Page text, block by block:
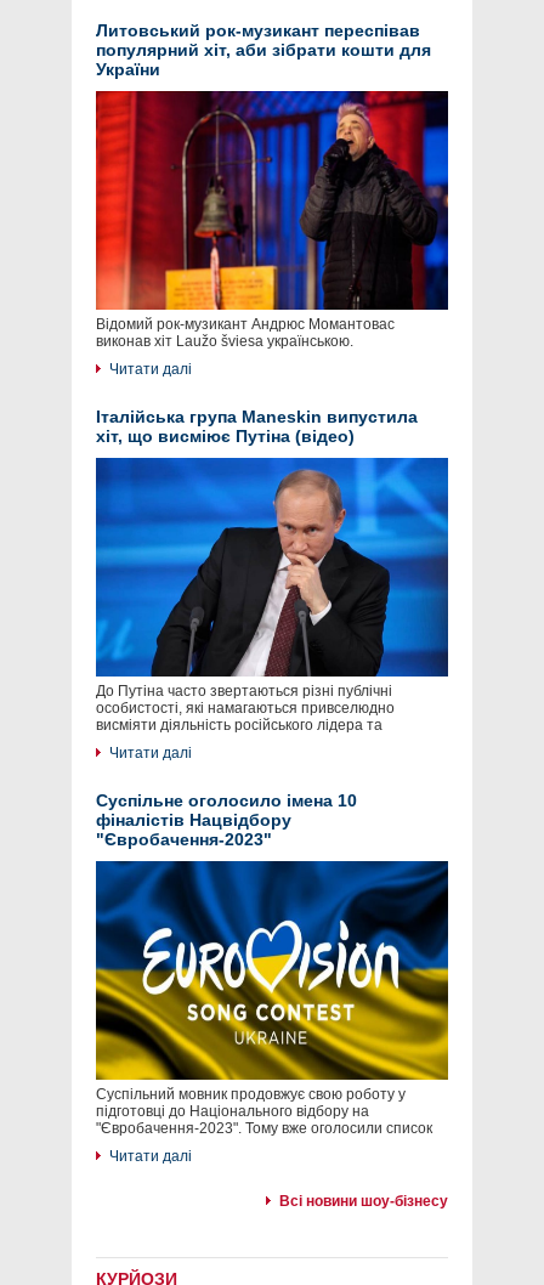
Литовський рок-музикант переспівав
популярний хіт, аби зібрати кошти для
України
Відомий рок-музикант Андрюс Момантовас
виконав хіт Laužo šviesa українською.
Читати далі
Італійська група Maneskin випустила
хіт, що висміює Путіна (відео)
До Путіна часто звертаються різні публічні
особистості, які намагаються привселюдно
висміяти діяльність російського лідера та
Читати далі
Суспільне оголосило імена 10
фіналістів Нацвідбору
"Євробачення-2023"
Суспільний мовник продовжує свою роботу у
підготовці до Національного відбору на
"Євробачення-2023". Тому вже оголосили список
Читати далі
Всі новини шоу-бізнесу
КУРЙОЗИ